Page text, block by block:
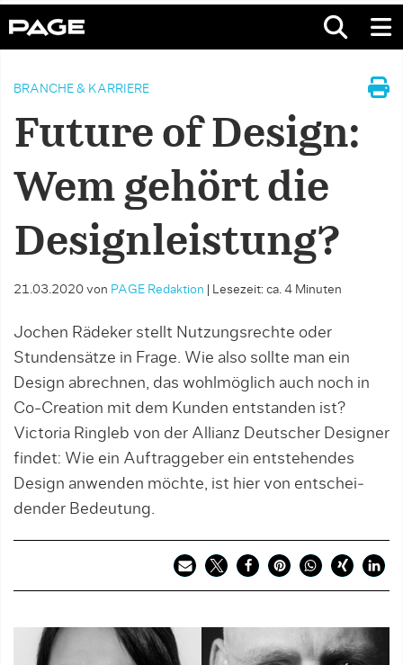
BRANCHE & KARRIERE
Future of Design:
Wem gehört die
Designleistung?
21.03.2020 von PAGE Redaktion Lesezeit: ca. 4 Minuten
Jochen Rädeker stellt Nutzungsrechte oder
Stundensätze in Frage. Wie also sollte man ein
Design abrechnen, das wohlmöglich auch noch in
Co-Creation mit dem Kunden entstanden ist?
Victoria Ringleb von der Allianz Deutscher Designer
findet: Wie ein Auftraggeber ein entstehendes
Design anwenden möchte, ist hier von entschei­
den­der Bedeutung.